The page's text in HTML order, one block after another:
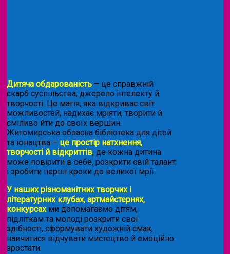
Дитяча обдарованість – це справжній
скарб суспільства, джерело інтелекту й
творчості. Це магія, яка відкриває світ
можливостей, надихає мріяти, творити й
сміливо йти до своїх вершин.
Житомирська обласна бібліотека для дітей
та юнацтва – це простір натхнення,
творчості й відкриттів, де кожна дитина
може повірити в себе, розкрити свій талант
і зробити перші кроки до великої мрії.
У наших різноманітних творчих і
літературних клубах, артмайстернях,
конкурсахми допомагаємо дітям,
підліткам та молоді розкрити свої
здібності, сформувати художній смак,
навчитися відчувати мистецтво й емоційно
зростати.